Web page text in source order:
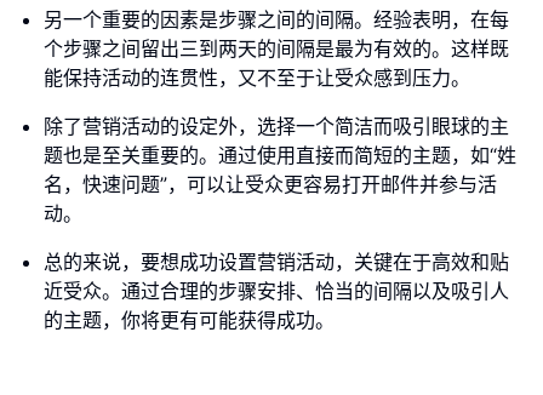
另一个重要的因素是步骤之间的间隔。经验表明，在每
个步骤之间留出三到两天的间隔是最为有效的。这样既
能保持活动的连贯性，又不至于让受众感到压力。
除了营销活动的设定外，选择一个简洁而吸引眼球的主
题也是至关重要的。通过使用直接而简短的主题，如“姓
名，快速问题”，可以让受众更容易打开邮件并参与活
动。
总的来说，要想成功设置营销活动，关键在于高效和贴
近受众。通过合理的步骤安排、恰当的间隔以及吸引人
的主题，你将更有可能获得成功。